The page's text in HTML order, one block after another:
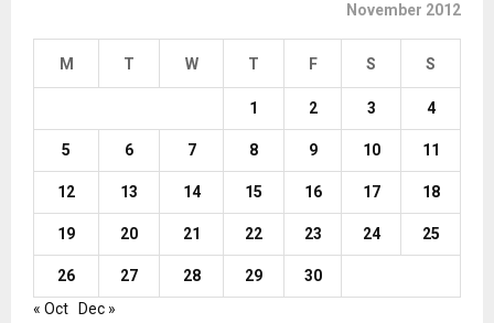
November 2012
M T W T F S S
1 2 3 4
5 6 7 8 9 10 11
12 13 14 15 16 17 18
19 20 21 22 23 24 25
26 27 28 29
30
« Oct
Dec »